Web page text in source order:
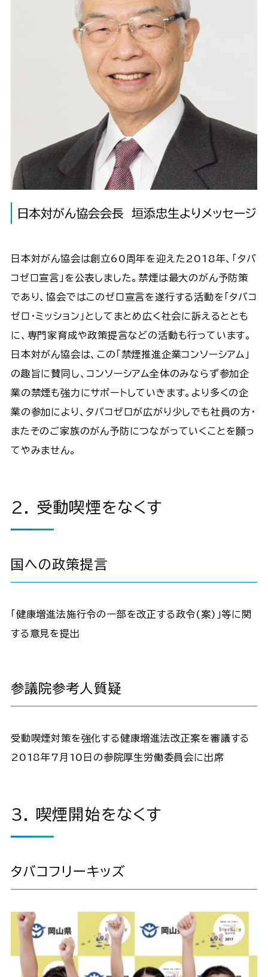
日本対がん協会会長 垣添忠生よりメッセージ
日本対がん協会は創立60周年を迎えた2018年、「タバ
コゼロ宣言」を公表しました。禁煙は最大のがん予防策
であり、協会ではこのゼロ宣言を遂行する活動を「タバコ
ゼロ・ミッション」としてまとめ広く社会に訴えるととも
に、専門家育成や政策提言などの活動も行っています。
日本対がん協会は、この「禁煙推進企業コンソーシアム」
の趣旨に賛同し、コンソーシアム全体のみならず参加企
業の禁煙も強力にサポートしていきます。より多くの企
業の参加により、タバコゼロが広がり少しでも社員の方・
またそのご家族のがん予防につながっていくことを願っ
てやみません。
2. 受動喫煙をなくす
国への政策提言
｢健康増進法施行令の一部を改正する政令(案)｣等に関
する意見を提出
参議院参考人質疑
受動喫煙対策を強化する健康増進法改正案を審議する
2018年7月10日の参院厚生労働委員会に出席
3. 喫煙開始をなくす
タバコフリーキッズ